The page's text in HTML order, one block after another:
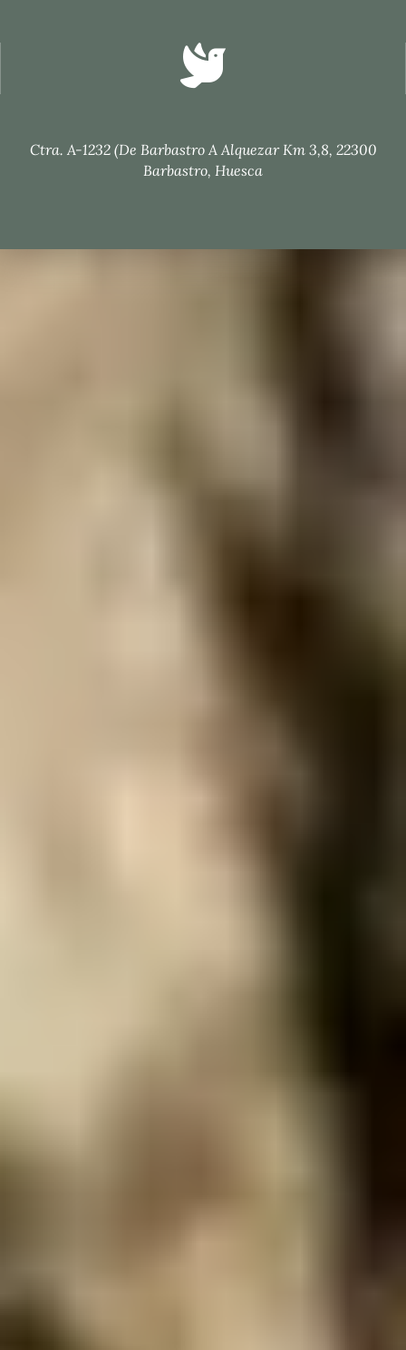
Ctra. A-1232 (de Barbastro A Alquezar Km 3,8, 22300
Barbastro, Huesca